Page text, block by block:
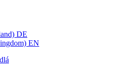
DE
EN